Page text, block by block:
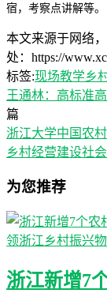
宿，考察点讲解等。
本文来源于网络
处：https://
标签:现场教学乡
王通林：高标准
篇
浙江大学中国农
乡村经营建设社
为您推荐
浙江新增7